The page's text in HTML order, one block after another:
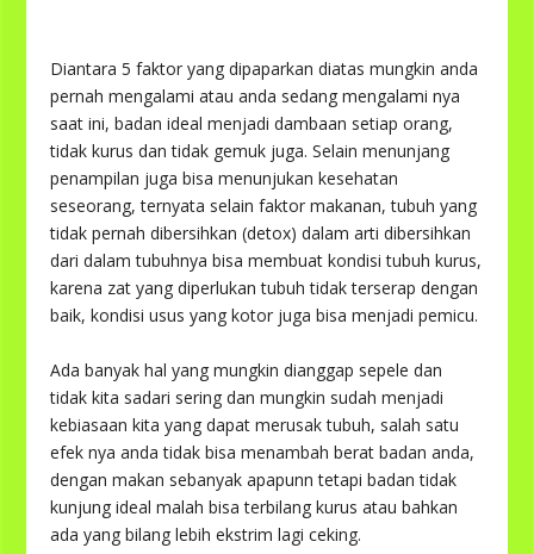
Diantara 5 faktor yang dipaparkan diatas mungkin anda
pernah mengalami atau anda sedang mengalami nya
saat ini, badan ideal menjadi dambaan setiap orang,
tidak kurus dan tidak gemuk juga. Selain menunjang
penampilan juga bisa menunjukan kesehatan
seseorang, ternyata selain faktor makanan, tubuh yang
tidak pernah dibersihkan (detox) dalam arti dibersihkan
dari dalam tubuhnya bisa membuat kondisi tubuh kurus,
karena zat yang diperlukan tubuh tidak terserap dengan
baik, kondisi usus yang kotor juga bisa menjadi pemicu.
Ada banyak hal yang mungkin dianggap sepele dan
tidak kita sadari sering dan mungkin sudah menjadi
kebiasaan kita yang dapat merusak tubuh, salah satu
efek nya anda tidak bisa menambah berat badan anda,
dengan makan sebanyak apapunn tetapi badan tidak
kunjung ideal malah bisa terbilang kurus atau bahkan
ada yang bilang lebih ekstrim lagi ceking.